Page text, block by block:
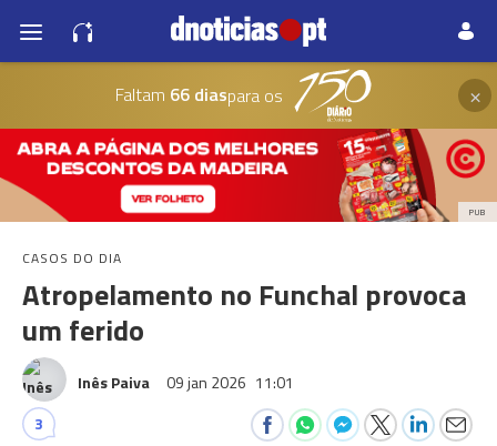
Faltam 66 diaspara os ×
PUB
CASOS DO DIA
Atropelamento no Funchal provoca
um ferido
Inês Paiva 09 jan 2026 11:01
3